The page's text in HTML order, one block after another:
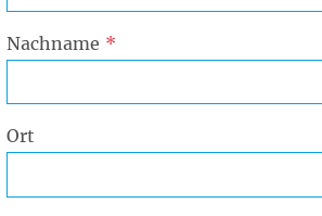
Nachname
Ort